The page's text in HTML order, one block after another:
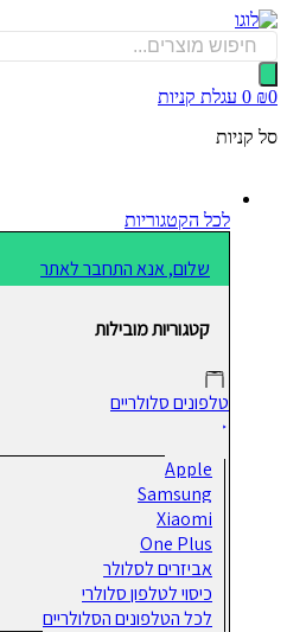
0 עגלת קניות
לכל הקטגוריות
שלום, אנא התחבר לאתר
קטגוריות מובילות
טלפונים סלולריים
Apple
Samsung
Xiaomi
One Plus
אביזרים לסלולר
כיסוי לטלפון סלולרי
לכל הטלפונים הסלולריים